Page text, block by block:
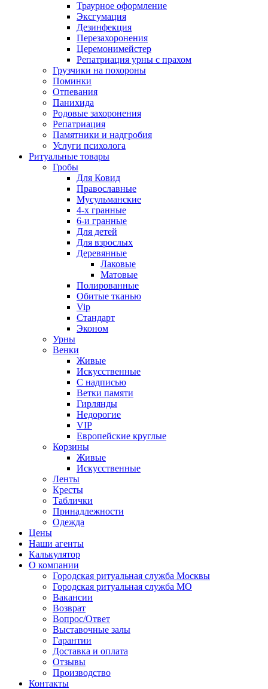
Траурное оформление
Эксгумация
Дезинфекция
Перезахоронения
Церемонимейстер
Репатриация урны с прахом
Грузчики на похороны
Поминки
Отпевания
Панихида
Родовые захоронения
Репатриация
Памятники и надгробия
Услуги психолога
Ритуальные товары
Гробы
Для Ковид
Православные
Мусульманские
4-х гранные
6-и гранные
Для детей
Для взрослых
Деревянные
Лаковые
Матовые
Полированные
Обитые тканью
Vip
Стандарт
Эконом
Урны
Венки
Живые
Искусственные
С надписью
Ветки памяти
Гирлянды
Недорогие
VIP
Европейские круглые
Корзины
Живые
Искусственные
Ленты
Кресты
Таблички
Принадлежности
Одежда
Цены
Наши агенты
Калькулятор
О компании
Городская ритуальная служба Москвы
Городская ритуальная служба МО
Вакансии
Возврат
Вопрос/Ответ
Выставочные залы
Гарантии
Доставка и оплата
Отзывы
Производство
Контакты